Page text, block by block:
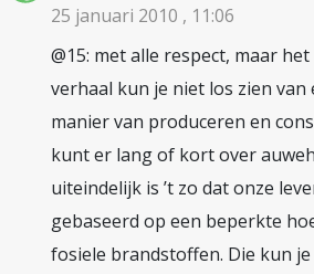
25 januari 2010 , 11:06
@15: met alle respect, maar het
verhaal kun je niet los zien van
manier van produceren en
kunt er lang of kort over
uiteindelijk is ’t zo dat onze
gebaseerd op een beperkte
fosiele brandstoffen. Die kun